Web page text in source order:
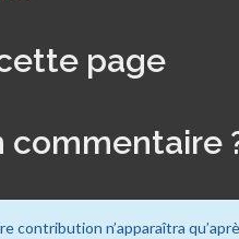
page
commentaire
contribution n’apparaîtra